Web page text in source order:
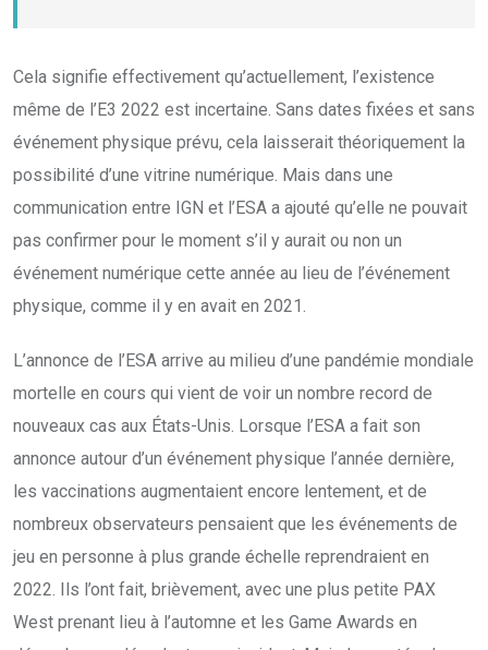
Cela signifie effectivement qu’actuellement, l’existence
même de l’E3 2022 est incertaine. Sans dates fixées et sans
événement physique prévu, cela laisserait théoriquement la
possibilité d’une vitrine numérique. Mais dans une
communication entre IGN et l’ESA a ajouté qu’elle ne pouvait
pas confirmer pour le moment s’il y aurait ou non un
événement numérique cette année au lieu de l’événement
physique, comme il y en avait en 2021.
L’annonce de l’ESA arrive au milieu d’une pandémie mondiale
mortelle en cours qui vient de voir un nombre record de
nouveaux cas aux États-Unis. Lorsque l’ESA a fait son
annonce autour d’un événement physique l’année dernière,
les vaccinations augmentaient encore lentement, et de
nombreux observateurs pensaient que les événements de
jeu en personne à plus grande échelle reprendraient en
2022. Ils l’ont fait, brièvement, avec une plus petite PAX
West prenant lieu à l’automne et les Game Awards en